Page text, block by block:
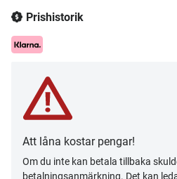
Prishistorik
Att låna kostar pengar!
Om du inte kan betala tillbaka
betalningsanmärkning. Det kan